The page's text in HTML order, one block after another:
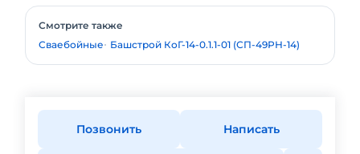
Смотрите также
Сваебойные
Башстрой КоГ-14-0.1.1-01 (СП-49РН-14)
Позвонить Написать